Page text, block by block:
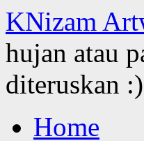
KNizam
hujan atau
diteruskan :)
to
Home